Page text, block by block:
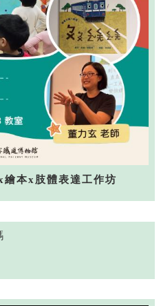
本x肢體表達工作坊